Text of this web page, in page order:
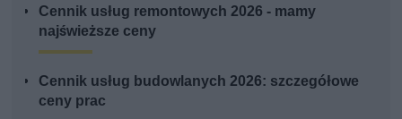
Cennik usług remontowych 2026 - mamy
najświeższe ceny
Cennik usług budowlanych 2026: szczegółowe
ceny prac